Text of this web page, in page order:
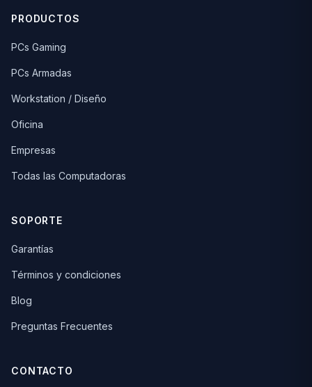
PRODUCTOS
PCs Gaming
PCs Armadas
Workstation / Diseño
Oficina
Empresas
Todas las Computadoras
SOPORTE
Garantías
Términos y condiciones
Blog
Preguntas Frecuentes
CONTACTO